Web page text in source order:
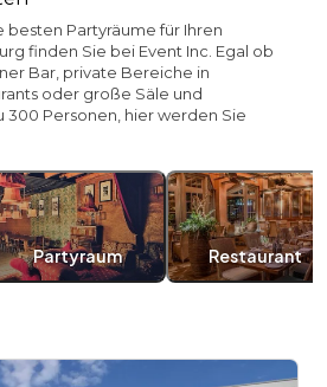
besten Partyräume für Ihren
finden Sie bei Event Inc. Egal ob
Bar, private Bereiche in
oder große Säle und
300 Personen, hier werden Sie
Partyraum Restaurant